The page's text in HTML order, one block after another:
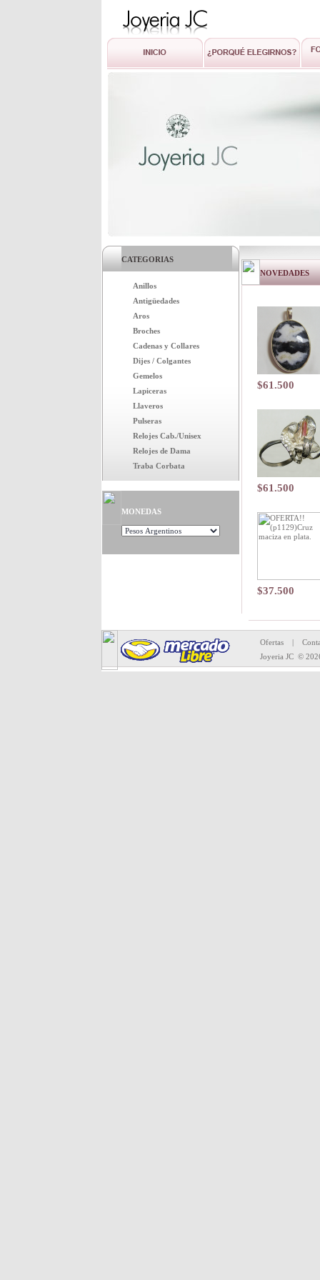
CATEGORIAS
Anillos
Antigüedades
Aros
Broches
Cadenas y Collares
Dijes / Colgantes
Gemelos
Lapiceras
Llaveros
Pulseras
Relojes Cab./Unisex
Relojes de Dama
Traba Corbata
MONEDAS
NOVEDADES
$61.500
$61.500
$37.500
Ofertas
|
Joyeria JC©